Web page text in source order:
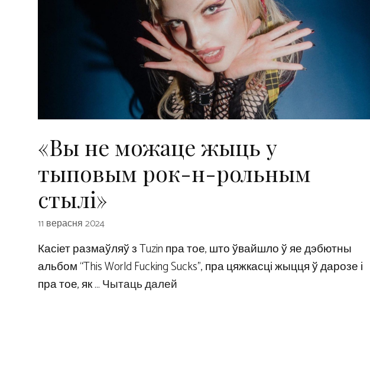
«Вы не можаце жыць у
тыповым рок-н-рольным
стылі»
11 верасня 2024
Касіет размаўляў з Tuzin пра тое, што ўвайшло ў яе дэбютны
альбом “This World Fucking Sucks”, пра цяжкасці жыцця ў дарозе і
пра тое, як …Чытаць далей